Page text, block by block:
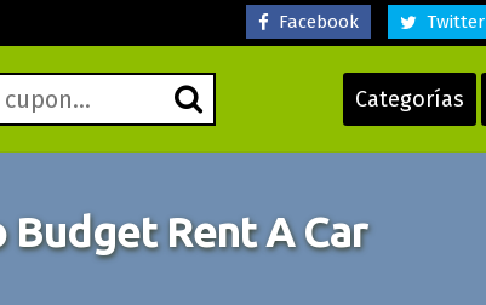
Categorías
Facebook Twitter
Rent A Car